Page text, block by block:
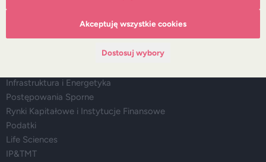
Główne obszary doradztwa
Doradztwo Regulacyjne, Legislacja i Compliance
Infrastruktura i Energetyka
Postępowania Sporne
Rynki Kapitałowe i Instytucje Finansowe
Podatki
Life Sciences
IP&TMT
Akceptuję wszystkie cookies
Dostosuj wybory